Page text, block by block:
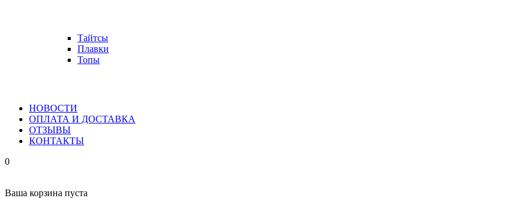
Тайтсы
Плавки
Топы
НОВОСТИ
ОПЛАТА И ДОСТАВКА
ОТЗЫВЫ
КОНТАКТЫ
0
Ваша корзина пуста